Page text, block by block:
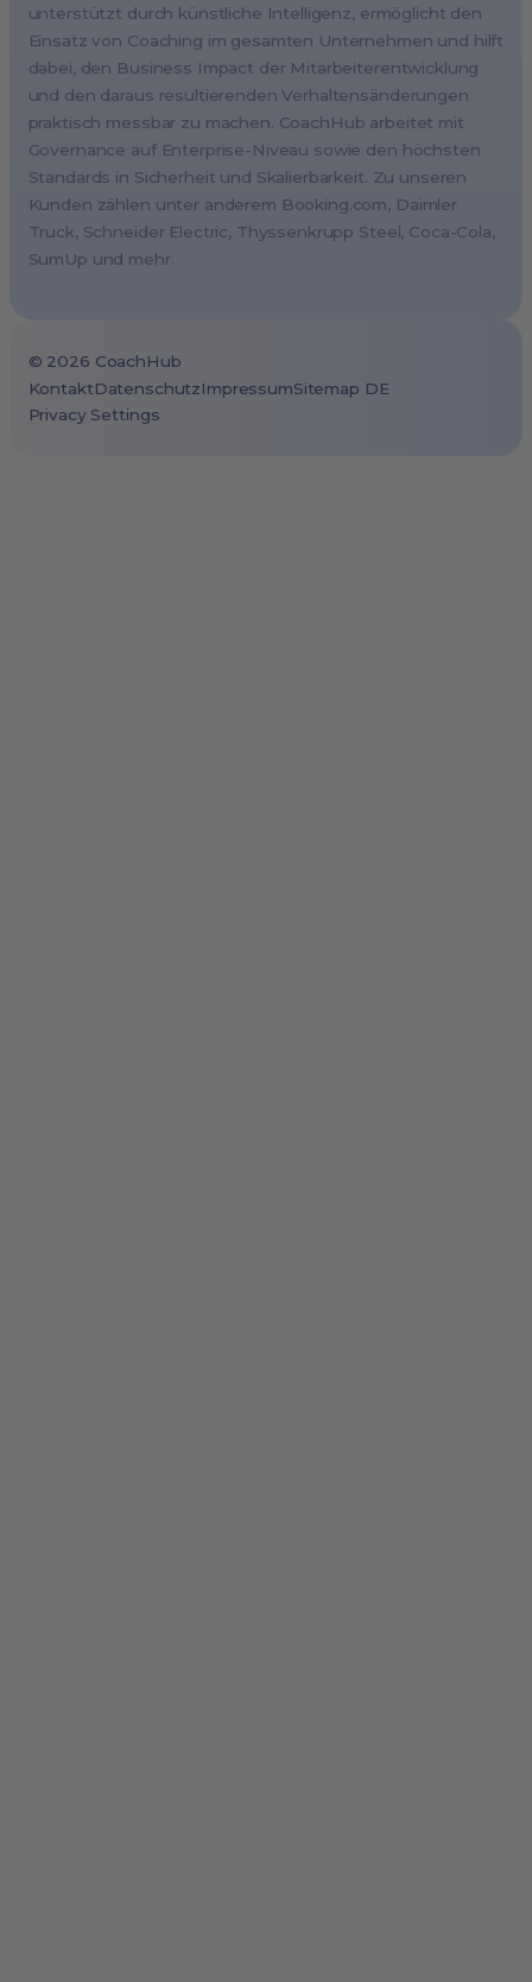
unterstützt durch künstliche Intelligenz, ermöglicht den
Einsatz von Coaching im gesamten Unternehmen und hilft
dabei, den Business Impact der Mitarbeiterentwicklung
und den daraus resultierenden Verhaltensänderungen
praktisch messbar zu machen. CoachHub arbeitet mit
Governance auf Enterprise-Niveau sowie den höchsten
Standards in Sicherheit und Skalierbarkeit. Zu unseren
Kunden zählen unter anderem Booking.com, Daimler
Truck, Schneider Electric, Thyssenkrupp Steel, Coca-Cola,
SumUp und mehr.
Vienna, Austria
Copenhagen, Denmark
Brussels, Belgium
Lisbon, Portugal
Tokyo, Japan
Cape Town, South Africa
São Paulo, Brazil
Toronto, Canada
© 2026 CoachHub
KontaktDatenschutzImpressumSitemap DE
Privacy Settings